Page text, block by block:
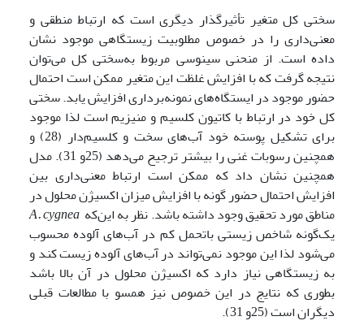
سختی کل متغیر تأثیرگذار دیگری است که ارتباط منطقی و
معنی‌داری را در خصوص مطلوبیت زیستگاهی موجود نشان
داده است. از منحنی سینوسی مربوط به‌سختی کل می‌‌توان
نتیجه گرفت که با افزایش غلظت این متغیر ممکن است احتمال
حضور موجود در ایستگاه‌های نمونه‌برداری افزایش یابد. سختی
کل خود در ارتباط با کاتیون کلسیم و منیزیم است لذا موجود
برای تشکیل پوسته خود آب‌های سخت و کلسیم‌دار (28) و
همچنین رسوبات غنی را بیشتر ترجیح می‌‌دهد (25و 31). مدل
همچنین نشان داد که ممکن است ارتباط معنی‌داری بین
افزایش احتمال حضور گونه با افزایش میزان اکسیژن محلول در
مناطق مورد تحقیق وجود داشته باشد. نظر به این‌که
A.cygnea
یک‌گونه شاخص زیستی باتحمل‌ کم در آب‌های آلوده محسوب
می‌‌شود لذا این موجود نمی‌‌تواند در آب‌های آلوده زیست کند و
به زیستگاهی نیاز دارد که اکسیژن محلول در آن بالا باشد
بطوری که نتایج در این خصوص نیز همسو با مطالعات قبلی
دیگران است (25و 31).